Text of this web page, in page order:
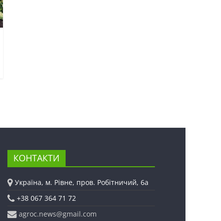
КОНТАКТИ
Україна, м. Рівне, пров. Робітничий, 6а
+38 067 364 71 72
agroc.news@gmail.com